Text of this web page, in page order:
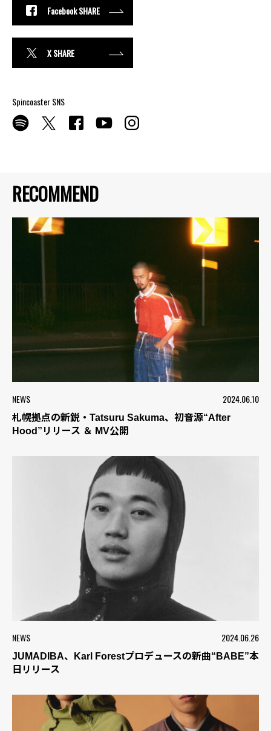
RECOMMEND
NEWS 2024.06.10
札幌拠点の新鋭・Tatsuru Sakuma、初音源“After
Hood”リリース ＆ MV公開
NEWS 2024.06.26
JUMADIBA、Karl Forestプロデュースの新曲“BABE”本
日リリース
Facebook SHARE
X SHARE
Spincoaster SNS